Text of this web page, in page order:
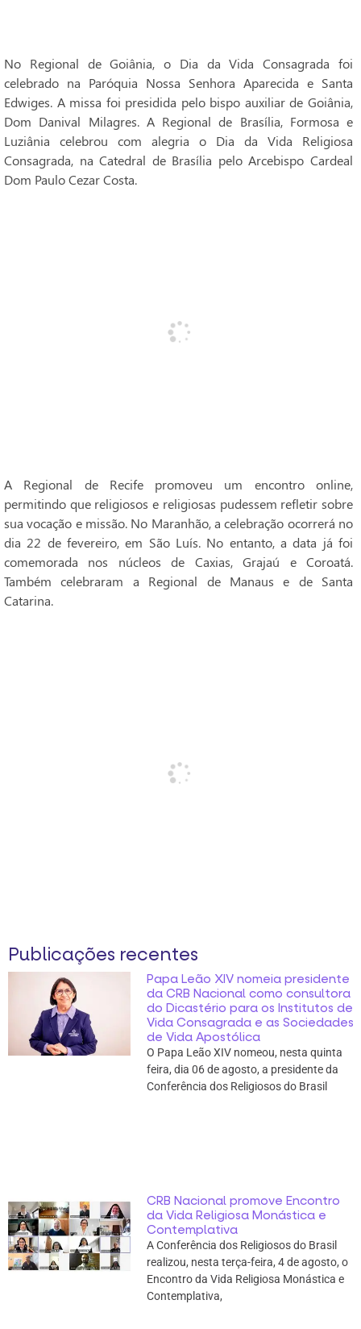
No Regional de Goiânia, o Dia da Vida Consagrada foi
celebrado na Paróquia Nossa Senhora Aparecida e Santa
Edwiges. A missa foi presidida pelo bispo auxiliar de Goiânia,
Dom Danival Milagres. A Regional de Brasília, Formosa e
Luziânia celebrou com alegria o Dia da Vida Religiosa
Consagrada, na Catedral de Brasília pelo Arcebispo Cardeal
Dom Paulo Cezar Costa.
A Regional de Recife promoveu um encontro online,
permitindo que religiosos e religiosas pudessem refletir sobre
sua vocação e missão. No Maranhão, a celebração ocorrerá no
dia 22 de fevereiro, em São Luís. No entanto, a data já foi
comemorada nos núcleos de Caxias, Grajaú e Coroatá.
Também celebraram a Regional de Manaus e de Santa
Catarina.
Publicações recentes
Papa Leão XIV nomeia presidente
da CRB Nacional como consultora
do Dicastério para os Institutos de
Vida Consagrada e as Sociedades
de Vida Apostólica
O Papa Leão XIV nomeou, nesta quinta
feira, dia 06 de agosto, a presidente da
Conferência dos Religiosos do Brasil
CRB Nacional promove Encontro
da Vida Religiosa Monástica e
Contemplativa
A Conferência dos Religiosos do Brasil
realizou, nesta terça-feira, 4 de agosto, o
Encontro da Vida Religiosa Monástica e
Contemplativa,